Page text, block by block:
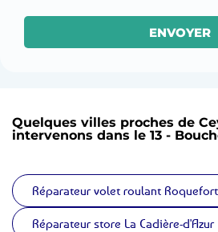
ENVOYER
Quelques villes proches de
intervenons dans le 13 -
Réparateur volet roulant
Réparateur store La Cadière-d'Azur